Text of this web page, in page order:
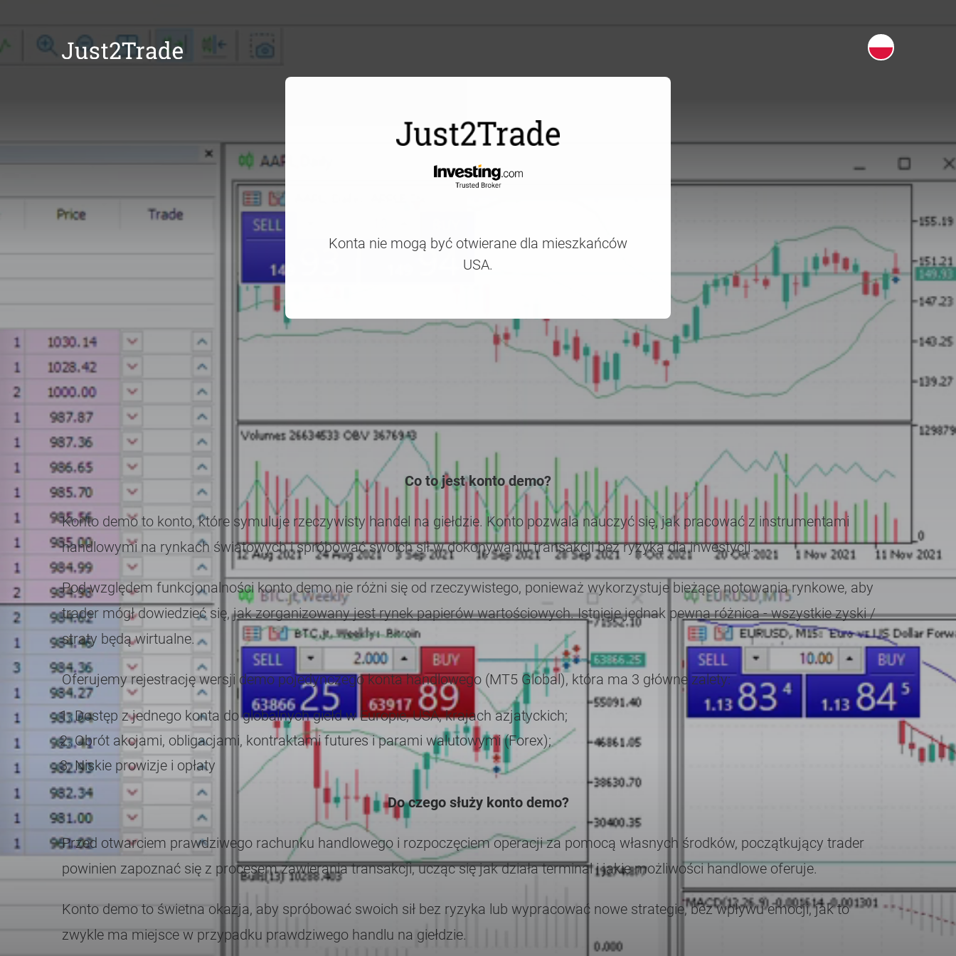
Konta nie mogą być otwierane dla mieszkańców
USA.
Co to jest konto demo?
Konto demo to konto, które symuluje rzeczywisty handel na giełdzie. Konto pozwala nauczyć się, jak pracować z instrumentami
handlowymi na rynkach światowych i spróbować swoich sił w dokonywaniu transakcji bez ryzyka dla inwestycji.
Pod względem funkcjonalności konto demo nie różni się od rzeczywistego, ponieważ wykorzystuje bieżące notowania rynkowe, aby
trader mógł dowiedzieć się, jak zorganizowany jest rynek papierów wartościowych. Istnieje jednak pewna różnica - wszystkie zyski /
straty będą wirtualne.
Oferujemy rejestrację wersji demo pojedynczego konta handlowego (MT5 Global), która ma 3 główne zalety:
Dostęp z jednego konta do globalnych giełd w Europie, USA, krajach azjatyckich;
Obrót akcjami, obligacjami, kontraktami futures i parami walutowymi (Forex);
Niskie prowizje i opłaty
Do czego służy konto demo?
Przed otwarciem prawdziwego rachunku handlowego i rozpoczęciem operacji za pomocą własnych środków, początkujący trader
powinien zapoznać się z procesem zawierania transakcji, ucząc się jak działa terminal i jakie możliwości handlowe oferuje.
Konto demo to świetna okazja, aby spróbować swoich sił bez ryzyka lub wypracować nowe strategie, bez wpływu emocji, jak to
zwykle ma miejsce w przypadku prawdziwego handlu na giełdzie.